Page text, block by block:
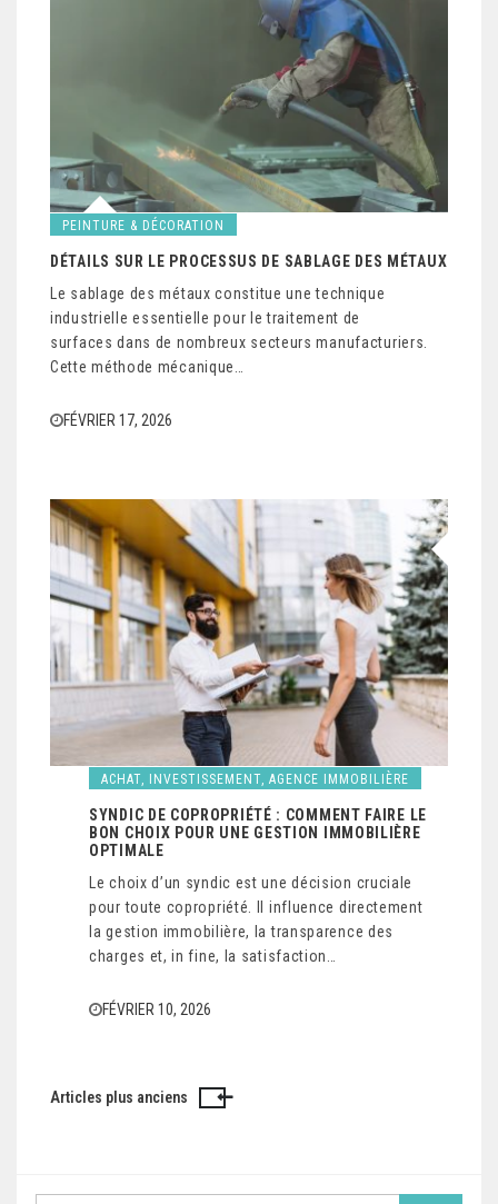
PEINTURE & DÉCORATION
DÉTAILS SUR LE PROCESSUS DE SABLAGE DES MÉTAUX
Le sablage des métaux constitue une technique
industrielle essentielle pour le traitement de
surfaces dans de nombreux secteurs manufacturiers.
Cette méthode mécanique…
FÉVRIER 17, 2026
ACHAT, INVESTISSEMENT, AGENCE IMMOBILIÈRE
SYNDIC DE COPROPRIÉTÉ : COMMENT FAIRE LE
BON CHOIX POUR UNE GESTION IMMOBILIÈRE
OPTIMALE
Le choix d’un syndic est une décision cruciale
pour toute copropriété. Il influence directement
la gestion immobilière, la transparence des
charges et, in fine, la satisfaction…
FÉVRIER 10, 2026
Navigation
articles
Articles plus anciens